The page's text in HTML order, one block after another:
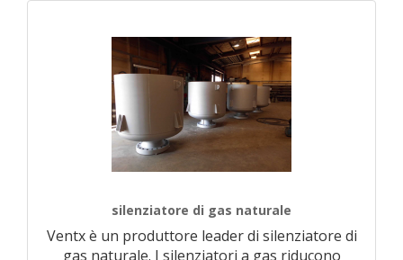
silenziatore di gas naturale
Ventx è un produttore leader di silenziatore di
gas naturale. I silenziatori a gas riducono